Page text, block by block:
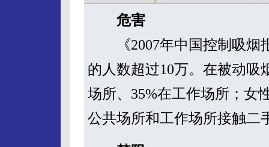
危害
《2007年中国控制吸烟
的人数超过10万。在被动吸
场所、35%在工作场所；女
公共场所和工作场所接触二